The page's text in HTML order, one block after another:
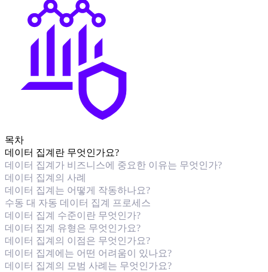
목차
데이터 집계란 무엇인가요?
데이터 집계가 비즈니스에 중요한 이유는 무엇인가?
데이터 집계의 사례
데이터 집계는 어떻게 작동하나요?
수동 대 자동 데이터 집계 프로세스
데이터 집계 수준이란 무엇인가?
데이터 집계 유형은 무엇인가요?
데이터 집계의 이점은 무엇인가요?
데이터 집계에는 어떤 어려움이 있나요?
데이터 집계의 모범 사례는 무엇인가요?